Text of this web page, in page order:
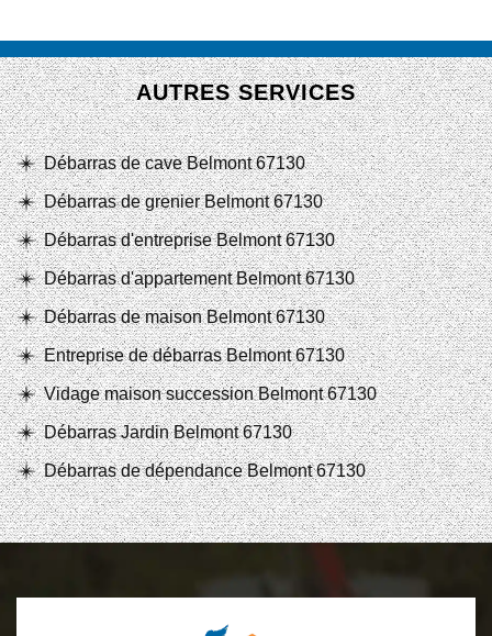
AUTRES SERVICES
Débarras de cave Belmont 67130
Débarras de grenier Belmont 67130
Débarras d'entreprise Belmont 67130
Débarras d'appartement Belmont 67130
Débarras de maison Belmont 67130
Entreprise de débarras Belmont 67130
Vidage maison succession Belmont 67130
Débarras Jardin Belmont 67130
Débarras de dépendance Belmont 67130